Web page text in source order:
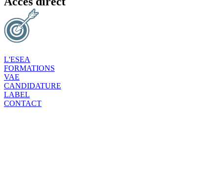
L'ESEA
FORMATIONS
VAE
CANDIDATURE
LABEL
CONTACT